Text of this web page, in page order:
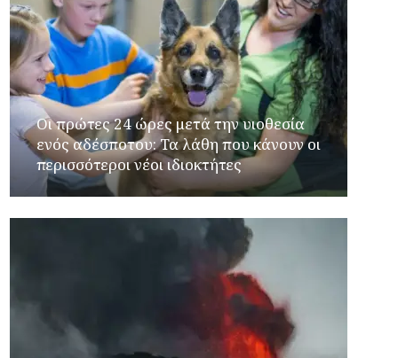
Οι πρώτες 24 ώρες μετά την υιοθεσία
ενός αδέσποτου: Τα λάθη που κάνουν οι
περισσότεροι νέοι ιδιοκτήτες